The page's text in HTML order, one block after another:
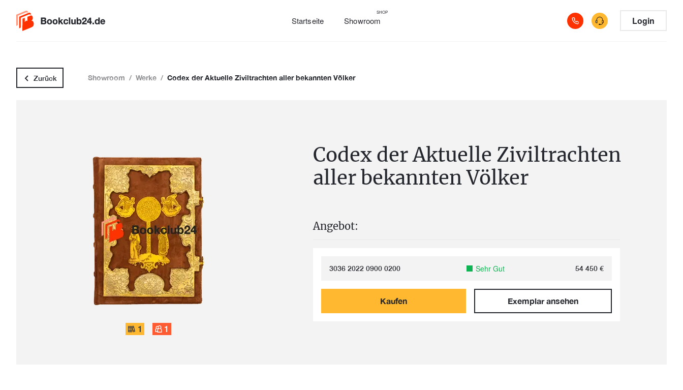
Startseite Showroom
SHOP
Login
Zurück Showroom / Werke / Codex der Aktuelle Ziviltrachten aller bekannten Völker
1 1
Codex der Aktuelle Ziviltrachten
aller bekannten Völker
Angebot:
3036 2022 0900 0200 Sehr Gut 54 450 €
Kaufen Exemplar ansehen